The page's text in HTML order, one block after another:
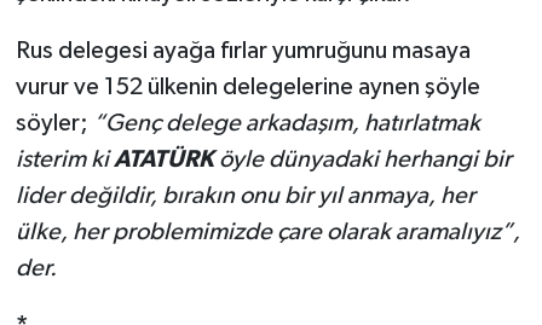
Rus delegesi ayağa fırlar yumruğunu masaya
vurur ve 152 ülkenin delegelerine aynen şöyle
söyler; “Genç delege arkadaşım, hatırlatmak
isterim kiATATÜRKöyle dünyadaki herhangi bir
lider değildir, bırakın onu bir yıl anmaya, her
ülke, her problemimizde çare olarak aramalıyız”,
der.